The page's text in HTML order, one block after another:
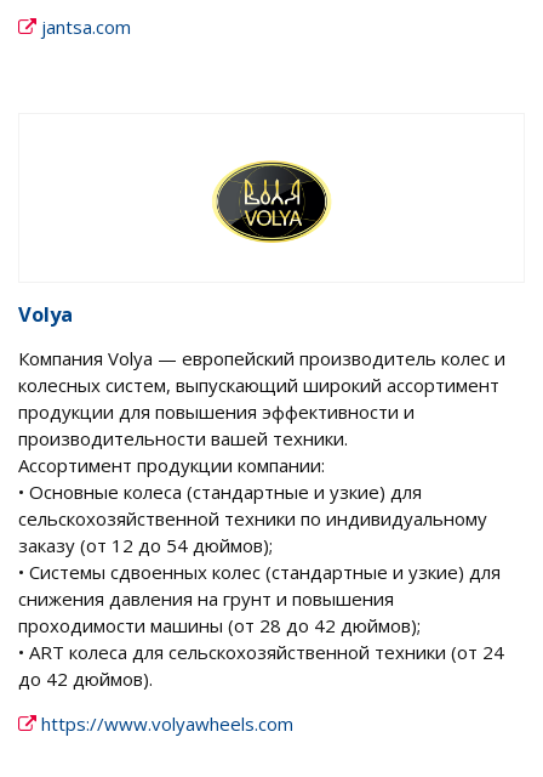
jantsa.com
Volya
Компания Volya — европейский производитель колес и
колесных систем, выпускающий широкий ассортимент
продукции для повышения эффективности и
производительности вашей техники.
Ассортимент продукции компании:
• Основные колеса (стандартные и узкие) для
сельскохозяйственной техники по индивидуальному
заказу (от 12 до 54 дюймов);
• Системы сдвоенных колес (стандартные и узкие) для
снижения давления на грунт и повышения
проходимости машины (от 28 до 42 дюймов);
• ART колеса для сельскохозяйственной техники (от 24
до 42 дюймов).
https://www.volyawheels.com